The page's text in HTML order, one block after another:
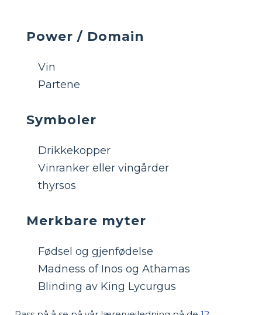
Power / Domain
Vin
Partene
Symboler
Drikkekopper
Vinranker eller vingårder
thyrsos
Merkbare myter
Fødsel og gjenfødelse
Madness of Inos og Athamas
Blinding av King Lycurgus